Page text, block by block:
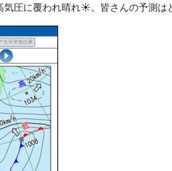
気圧に覆われ晴れ☀️。皆さんの予測は